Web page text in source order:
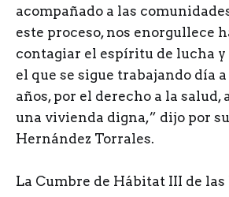
acompañado a las
este proceso, nos enorgullece
contagiar el espíritu de lucha
el que se sigue trabajando día a
años, por el derecho a la salud,
una vivienda digna,” dijo por
Hernández Torrales.
La Cumbre de Hábitat III de las